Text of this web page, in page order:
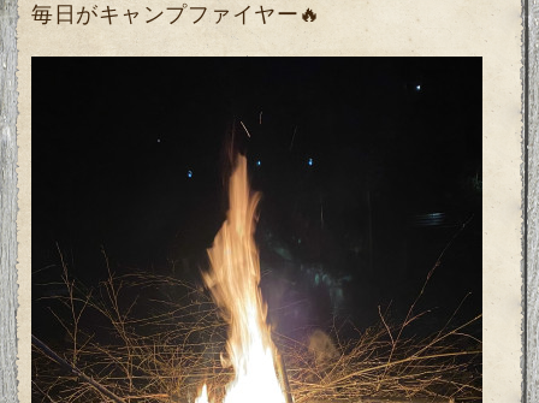
毎日がキャンプファイヤー🔥